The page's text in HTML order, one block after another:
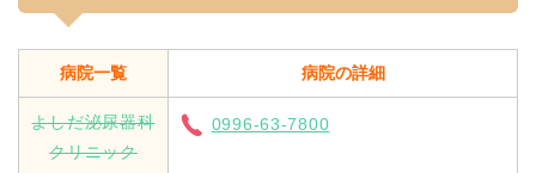
病院一覧 病院の詳細
よしだ泌尿器科
クリニック
0996-63-7800